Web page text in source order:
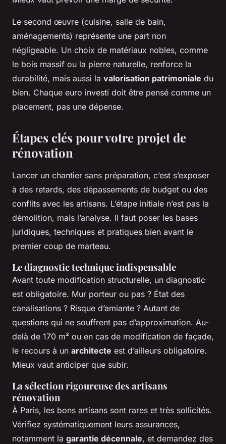
Le second œuvre (cuisine, salle de bain,
aménagements) représente une part non
négligeable. Un choix de matériaux nobles, comme
le bois massif ou la pierre naturelle, renforce la
durabilité, mais aussi la valorisation patrimoniale du
bien. Chaque euro investi doit être pensé comme un
placement, pas une dépense.
Étapes clés pour votre projet de
rénovation
Lancer un chantier sans préparation, c’est s’exposer
à des retards, des dépassements de budget ou des
conflits avec les artisans. L’étape initiale n’est pas la
démolition, mais l’analyse. Il faut poser les bases
juridiques, techniques et pratiques bien avant le
premier coup de marteau.
Le diagnostic technique indispensable
Avant toute modification structurelle, un diagnostic
est obligatoire. Mur porteur ou pas ? État des
canalisations ? Risque d’amiante ? Autant de
questions qui ne souffrent pas d’approximation. Au-
delà de 170 m² ou en cas de modification de façade,
le recours à un architecte est d’ailleurs obligatoire.
Mieux vaut anticiper que subir.
La sélection rigoureuse des artisans
rénovation
À Paris, les bons artisans sont rares et très sollicités.
Vérifiez systématiquement leurs assurances,
notamment la garantie décennale, et demandez des